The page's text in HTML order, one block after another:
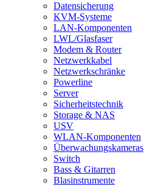
Datensicherung
KVM-Systeme
LAN-Komponenten
LWL/Glasfaser
Modem & Router
Netzwerkkabel
Netzwerkschränke
Powerline
Server
Sicherheitstechnik
Storage & NAS
USV
WLAN-Komponenten
Überwachungskameras
Switch
Bass & Gitarren
Blasinstrumente